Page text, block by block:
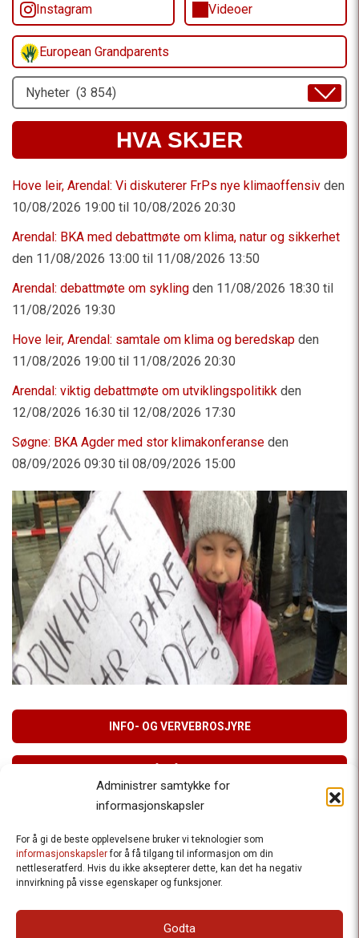
Administrer samtykke for
informasjonskapsler
For å gi de beste opplevelsene bruker vi teknologier som
informasjonskapslerfor å få tilgang til informasjon om din
nettleseratferd. Hvis du ikke aksepterer dette, kan det ha negativ
innvirkning på visse egenskaper og funksjoner.
Godta
Instagram Videoer
European Grandparents
Velg
Emne
HVA SKJER
Hove leir, Arendal: Vi diskuterer FrPs nye klimaoffensiv den
10/08/2026 19:00 til 10/08/2026 20:30
Arendal: BKA med debattmøte om klima, natur og sikkerhet
den 11/08/2026 13:00 til 11/08/2026 13:50
Arendal: debattmøte om sykling den 11/08/2026 18:30 til
11/08/2026 19:30
Hove leir, Arendal: samtale om klima og beredskap den
11/08/2026 19:00 til 11/08/2026 20:30
Arendal: viktig debattmøte om utviklingspolitikk den
12/08/2026 16:30 til 12/08/2026 17:30
Søgne: BKA Agder med stor klimakonferanse den
08/09/2026 09:30 til 08/09/2026 15:00
INFO- OG VERVEBROSJYRE
Besteforeldrenes klimaaksjon
Ansvarlig redaktør: Halfdan Wiik |
: Postboks 1231 Vika, 0110 Oslo.